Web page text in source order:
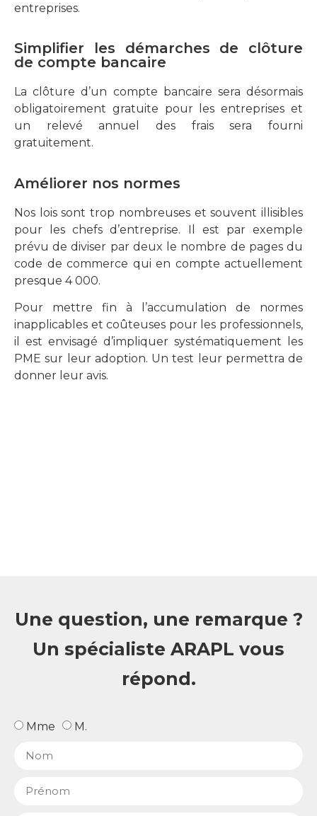
entreprises.
Simplifier les démarches de clôture
de compte bancaire
La clôture d’un compte bancaire sera désormais
obligatoirement gratuite pour les entreprises et
un relevé annuel des frais sera fourni
gratuitement.
Améliorer nos normes
Nos lois sont trop nombreuses et souvent illisibles
pour les chefs d’entreprise. Il est par exemple
prévu de diviser par deux le nombre de pages du
code de commerce qui en compte actuellement
presque 4 000.
Pour mettre fin à l’accumulation de normes
inapplicables et coûteuses pour les professionnels,
il est envisagé d’impliquer systématiquement les
PME sur leur adoption. Un test leur permettra de
donner leur avis.
Une question, une remarque ?
Un spécialiste ARAPL vous
répond.
Mme M.